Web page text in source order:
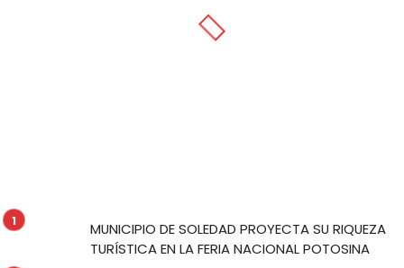
MUNICIPIO DE SOLEDAD PROYECTA SU RIQUEZA
TURÍSTICA EN LA FERIA NACIONAL POTOSINA